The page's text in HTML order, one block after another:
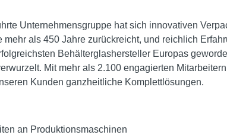
Unternehmensgruppe hat sich innovativen
als 450 Jahre zurückreicht, und reichlich
Behälterglashersteller Europas
Mit mehr als 2.100 engagierten
Kunden ganzheitliche Komplettlösungen.
an Produktionsmaschinen